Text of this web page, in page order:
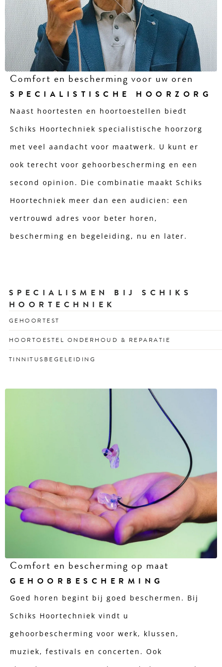
Comfort en bescherming voor uw oren
SPECIALISTISCHE HOORZORG
Naast hoortesten en hoortoestellen biedt
Schiks Hoortechniek specialistische hoorzorg
met veel aandacht voor maatwerk. U kunt er
ook terecht voor gehoorbescherming en een
second opinion. Die combinatie maakt Schiks
Hoortechniek meer dan een audicien: een
vertrouwd adres voor beter horen,
bescherming en begeleiding, nu en later.
SPECIALISMEN BIJ SCHIKS
HOORTECHNIEK
GEHOORTEST
deskundige test.
HOORTOESTEL ONDERHOUD & REPARATIE
TINNITUSBEGELEIDING
Comfort en bescherming op maat
GEHOORBESCHERMING
Goed horen begint bij goed beschermen. Bij
Schiks Hoortechniek vindt u
gehoorbescherming voor werk, klussen,
muziek, festivals en concerten. Ook